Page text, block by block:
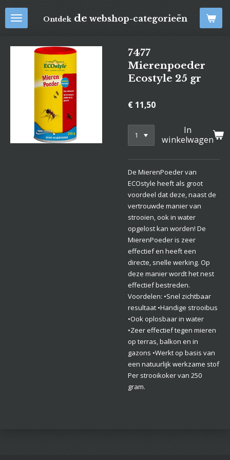
Ga
direct
hoofdinhoud
Ontdekde webshop-categorieën
7477
Mierenpoeder
Ecostyle 25 gr
€ 11,50
In
winkelwagen
De MierenPoeder van
ECOstyle heeft als groot
voordeel dat deze, naast de
vertrouwde manier van
strooien, ook in water
opgelost kan worden! De
MierenPoeder is zeer
effectief en heeft een
directe, snelle werking. Op
deze manier wordt het nest
effectief bestreden.
Voordelen: •Snel zichtbaar
resultaat •Handige strooibus
•Ook oplosbaar in water
•Zeer effectief tegen mieren
op terras, balkon en in
gazons •Werkt op basis van
een natuurlijk werkzame stof
Per strooikoker van 250
gram.